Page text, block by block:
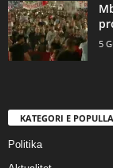
5
KATEGORI E
Politika